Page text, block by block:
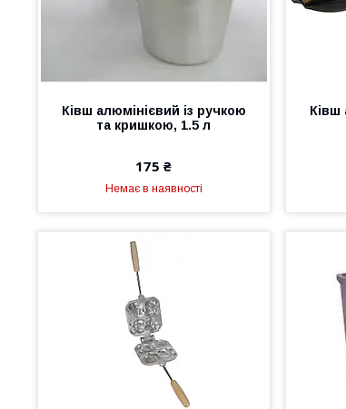
Ківш алюмінієвий із ручкою
та кришкою, 1.5 л
175 ₴
Немає в наявності
Ківш